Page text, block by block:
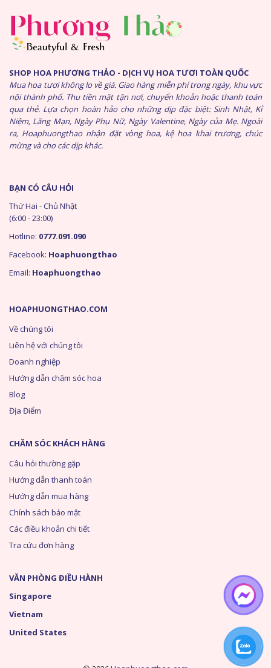
SHOP HOA PHƯƠNG THẢO - DỊCH VỤ HOA TƯƠI TOÀN QUỐC
Mua hoa tươi không lo về giá. Giao hàng miễn phí trong ngày, khu vực
nội thành phố. Thu tiền mặt tận nơi, chuyển khoản hoặc thanh toán
qua thẻ. Lựa chọn hoàn hảo cho những dịp đặc biệt: Sinh Nhật, Kỉ
Niệm, Lãng Mạn, Ngày Phụ Nữ, Ngày Valentine, Ngày của Mẹ. Ngoài
ra, Hoaphuongthao nhận đặt vòng hoa, kệ hoa khai trương, chúc
mừng và cho các dịp khác.
HOAPHUONGTHAO.COM
Về chúng tôi
Liên hệ với chúng tôi
Doanh nghiệp
Hướng dẫn chăm sóc hoa
Blog
Địa Điểm
CHĂM SÓC KHÁCH HÀNG
Câu hỏi thường gặp
Hướng dẫn thanh toán
Hướng dẫn mua hàng
Chính sách bảo mật
Các điều khoản chi tiết
Tra cứu đơn hàng
BẠN CÓ CÂU HỎI
Thứ Hai - Chủ Nhật
(6:00 - 23:00)
Hotline: 0777.091.090
Facebook: Hoaphuongthao
Email: Hoaphuongthao
VĂN PHÒNG ĐIỀU HÀNH
Singapore
Vietnam
United States